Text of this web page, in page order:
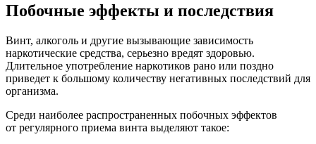
Побочные эффекты и последствия
Винт, алкоголь и другие вызывающие зависимость
наркотические средства, серьезно вредят здоровью.
Длительное употребление наркотиков рано или поздно
приведет к большому количеству негативных последствий для
организма.
Среди наиболее распространенных побочных эффектов
от регулярного приема винта выделяют такое: